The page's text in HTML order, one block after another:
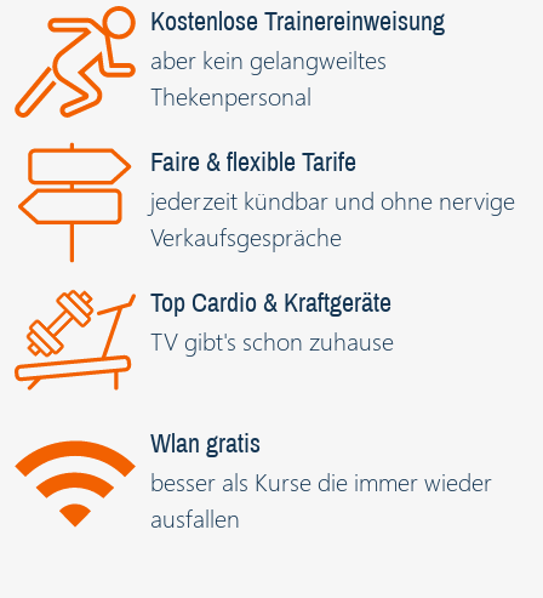
Kostenlose Trainereinweisung
aber kein gelangweiltes
Thekenpersonal
Faire & flexible Tarife
jederzeit kündbar und ohne nervige
Verkaufsgespräche
Top Cardio & Kraftgeräte
TV gibt's schon zuhause
Wlan gratis
besser als Kurse die immer wieder
ausfallen